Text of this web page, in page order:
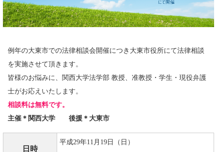
例年の大東市での法律相談会開催につき大東市役所にて法律相談
を実施させて頂きます。
皆様のお悩みに、関西大学法学部 教授、准教授・学生・現役弁護
士がお応えいたします。
相談料は無料です。
主催＊関西大学 後援＊大東市
日時
平成29年11月19日（日）